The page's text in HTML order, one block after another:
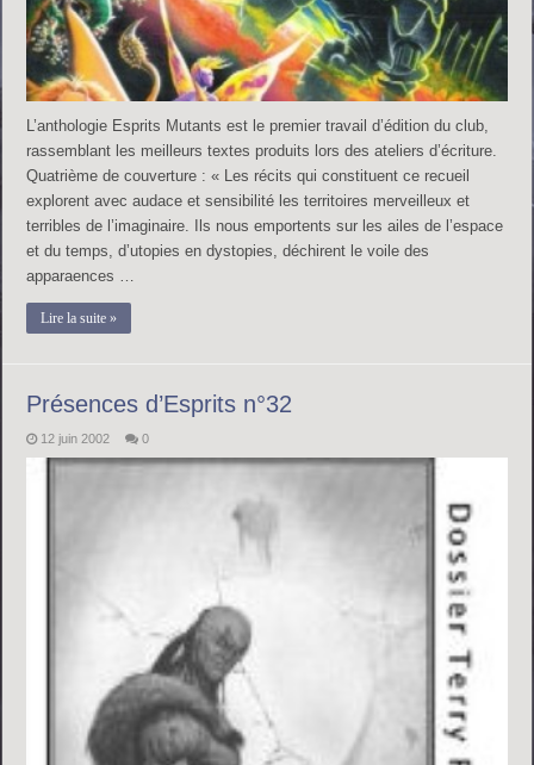
L’anthologie Esprits Mutants est le premier travail d’édition du club,
rassemblant les meilleurs textes produits lors des ateliers d’écriture.
Quatrième de couverture : « Les récits qui constituent ce recueil
explorent avec audace et sensibilité les territoires merveilleux et
terribles de l’imaginaire. Ils nous emportents sur les ailes de l’espace
et du temps, d’utopies en dystopies, déchirent le voile des
apparaences …
Lire la suite »
Présences d’Esprits n°32
12 juin 2002 0